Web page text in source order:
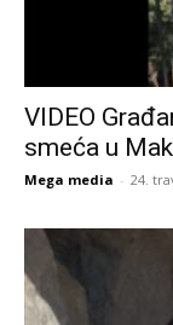
VIDEO
smeća u
Mega media - 24.